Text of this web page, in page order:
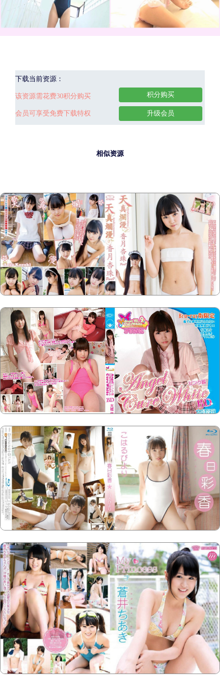
下载当前资源：
该资源需花费30积分购买
会员可享受免费下载特权
积分购买
升级会员
相似资源